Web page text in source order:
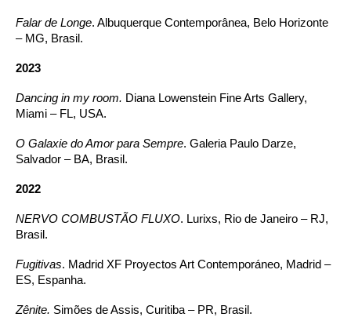
Falar de Longe. Albuquerque Contemporânea, Belo Horizonte
– MG, Brasil.
2023
Dancing in my room. Diana Lowenstein Fine Arts Gallery,
Miami – FL, USA.
O Galaxie do Amor para Sempre. Galeria Paulo Darze,
Salvador – BA, Brasil.
2022
NERVO COMBUSTÃO FLUXO. Lurixs, Rio de Janeiro – RJ,
Brasil.
Fugitivas. Madrid XF Proyectos Art Contemporáneo, Madrid –
ES, Espanha.
Zênite. Simões de Assis, Curitiba – PR, Brasil.